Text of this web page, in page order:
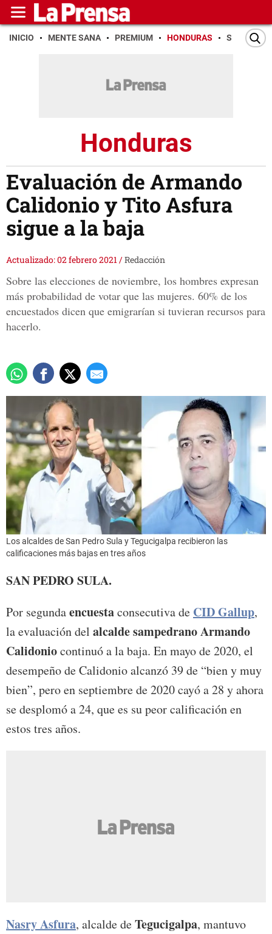
INICIO MENTE SANA PREMIUM HONDURAS SAN PEDRO
Honduras
Evaluación de Armando
Calidonio y Tito Asfura
sigue a la baja
Actualizado: 02 febrero 2021/Redacción
Sobre las elecciones de noviembre, los hombres expresan
más probabilidad de votar que las mujeres. 60% de los
encuestados dicen que emigrarían si tuvieran recursos para
hacerlo.
Los alcaldes de San Pedro Sula y Tegucigalpa recibieron las
calificaciones más bajas en tres años
SAN PEDRO SULA.
Por segundaencuestaconsecutiva de CID Gallup,
la evaluación del alcalde sampedrano Armando
Calidoniocontinuó a la baja. En mayo de 2020, el
desempeño de Calidonio alcanzó 39 de “bien y muy
bien”, pero en septiembre de 2020 cayó a 28 y ahora
se desplomó a 24, que es su peor calificación en
estos tres años.
Nasry Asfura, alcalde deTegucigalpa, mantuvo